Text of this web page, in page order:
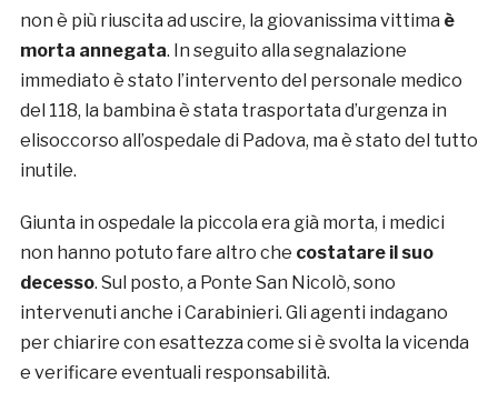
non è più riuscita ad uscire, la giovanissima vittima è
morta annegata. In seguito alla segnalazione
immediato è stato l’intervento del personale medico
del 118, la bambina è stata trasportata d’urgenza in
elisoccorso all’ospedale di Padova, ma è stato del tutto
inutile.
Giunta in ospedale la piccola era già morta, i medici
non hanno potuto fare altro che costatare il suo
decesso. Sul posto, a Ponte San Nicolò, sono
intervenuti anche i Carabinieri. Gli agenti indagano
per chiarire con esattezza come si è svolta la vicenda
e verificare eventuali responsabilità.